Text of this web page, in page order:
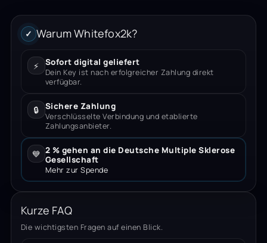
✓ Warum Whitefox2k?
⚡ Sofort digital geliefert
Dein Key ist nach erfolgreicher Zahlung direkt
verfügbar.
🔒 Sichere Zahlung
Verschlüsselte Verbindung und etablierte
Zahlungsanbieter.
💙 2 % gehen an die Deutsche Multiple Sklerose
Gesellschaft
Mehr zur Spende
Kurze FAQ
Die wichtigsten Fragen auf einen Blick.